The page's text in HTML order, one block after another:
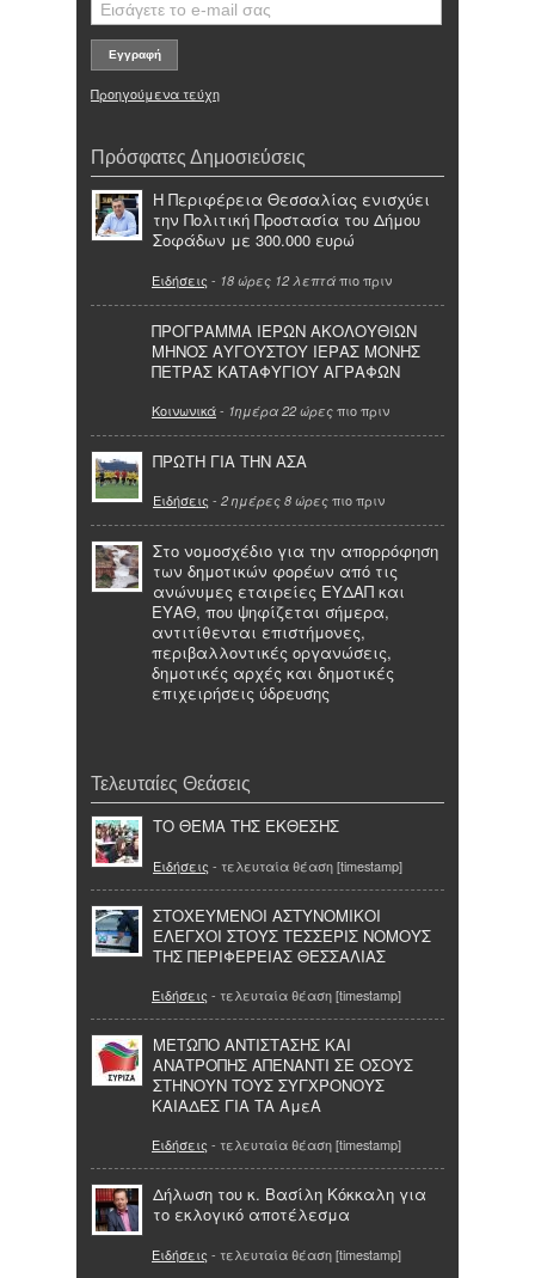
Προηγούμενα τεύχη
Πρόσφατες Δημοσιεύσεις
Η Περιφέρεια Θεσσαλίας ενισχύει
την Πολιτική Προστασία του Δήμου
Σοφάδων με 300.000 ευρώ
Ειδήσεις - 18 ώρες 12 λεπτά πιο πριν
ΠΡΟΓΡΑΜΜΑ ΙΕΡΩΝ ΑΚΟΛΟΥΘΙΩΝ
ΜΗΝΟΣ ΑΥΓΟΥΣΤΟΥ ΙΕΡΑΣ ΜΟΝΗΣ
ΠΕΤΡΑΣ ΚΑΤΑΦΥΓΙΟΥ ΑΓΡΑΦΩΝ
Κοινωνικά- 1ημέρα 22 ώρες πιο πριν
ΠΡΩΤΗ ΓΙΑ ΤΗΝ ΑΣΑ
Ειδήσεις - 2 ημέρες 8 ώρες πιο πριν
Στο νομοσχέδιο για την απορρόφηση
των δημοτικών φορέων από τις
ανώνυμες εταιρείες ΕΥΔΑΠ και
ΕΥΑΘ, που ψηφίζεται σήμερα,
αντιτίθενται επιστήμονες,
περιβαλλοντικές οργανώσεις,
δημοτικές αρχές και δημοτικές
επιχειρήσεις ύδρευσης
Τελευταίες Θεάσεις
ΤΟ ΘΕΜΑ ΤΗΣ ΕΚΘΕΣΗΣ
Ειδήσεις - τελευταία θέαση [timestamp]
ΣΤΟΧΕΥΜΕΝΟΙ ΑΣΤΥΝΟΜΙΚΟΙ
ΕΛΕΓΧΟΙ ΣΤΟΥΣ ΤΕΣΣΕΡΙΣ ΝΟΜΟΥΣ
ΤΗΣ ΠΕΡΙΦΕΡΕΙΑΣ ΘΕΣΣΑΛΙΑΣ
Ειδήσεις - τελευταία θέαση [timestamp]
ΜΕΤΩΠΟ ΑΝΤΙΣΤΑΣΗΣ ΚΑΙ
ΑΝΑΤΡΟΠΗΣ ΑΠΕΝΑΝΤΙ ΣΕ ΟΣΟΥΣ
ΣΤΗΝΟΥΝ ΤΟΥΣ ΣΥΓΧΡΟΝΟΥΣ
ΚΑΙΑΔΕΣ ΓΙΑ ΤΑ ΑμεΑ
Ειδήσεις - τελευταία θέαση [timestamp]
Δήλωση του κ. Βασίλη Κόκκαλη για
το εκλογικό αποτέλεσμα
Ειδήσεις - τελευταία θέαση [timestamp]